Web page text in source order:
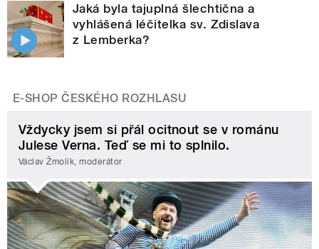
Jaká byla tajuplná šlechtična a
vyhlášená léčitelka sv. Zdislava
z Lemberka?
E-SHOP ČESKÉHO ROZHLASU
Vždycky jsem si přál ocitnout se v románu
Julese Verna. Teď se mi to splnilo.
Václav Žmolík, moderátor